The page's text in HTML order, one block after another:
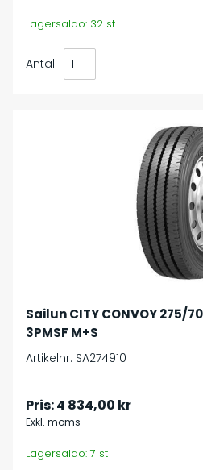
Lagersaldo: 32 st
Antal:
Sailun CITY CONVOY 275/
3PMSF M+S
Artikelnr. SA274910
Pris:4 834,00 kr
Exkl. moms
Lagersaldo: 7 st